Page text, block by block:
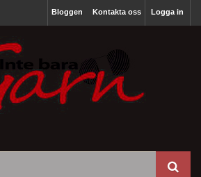
Logga in
Bloggen Kontakta oss